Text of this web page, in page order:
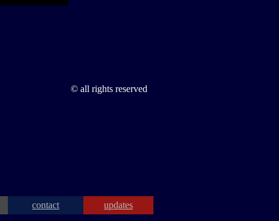
© all rights reserved
contact updates